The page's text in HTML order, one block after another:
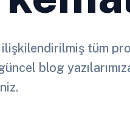
tüm
blog